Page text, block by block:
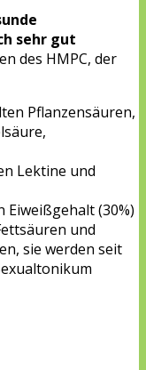
sehr gut
des HMPC, der
Pflanzensäuren,
Lektine und
Eiweißgehalt (30%)
und
sie werden seit